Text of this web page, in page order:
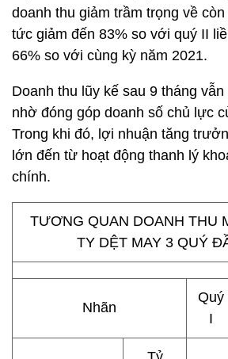
doanh thu giảm trầm trọng về
tức giảm đến 83% so với quý II
66% so với cùng kỳ năm 2021.
Doanh thu lũy kế sau 9 tháng
nhờ đóng góp doanh số chủ lực
Trong khi đó, lợi nhuận tăng
lớn đến từ hoạt động thanh lý
chính.
TƯƠNG QUAN DOANH THU
TY DỆT MAY 3 QUÝ
Nhãn
Quý
I